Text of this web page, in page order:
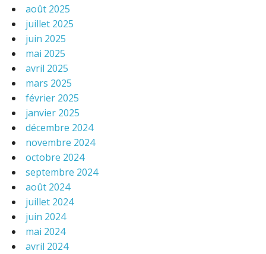
août 2025
juillet 2025
juin 2025
mai 2025
avril 2025
mars 2025
février 2025
janvier 2025
décembre 2024
novembre 2024
octobre 2024
septembre 2024
août 2024
juillet 2024
juin 2024
mai 2024
avril 2024